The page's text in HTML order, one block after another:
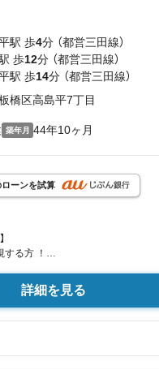
駅 歩4分 （都営三田線）
歩12分 （都営三田線）
駅 歩14分 （都営三田線）
橋区高島平7丁目
築年月 44年10ヶ月
ローンを試算
る方 ！
まいを探している！
を迎えてくれます！
詳細を見る